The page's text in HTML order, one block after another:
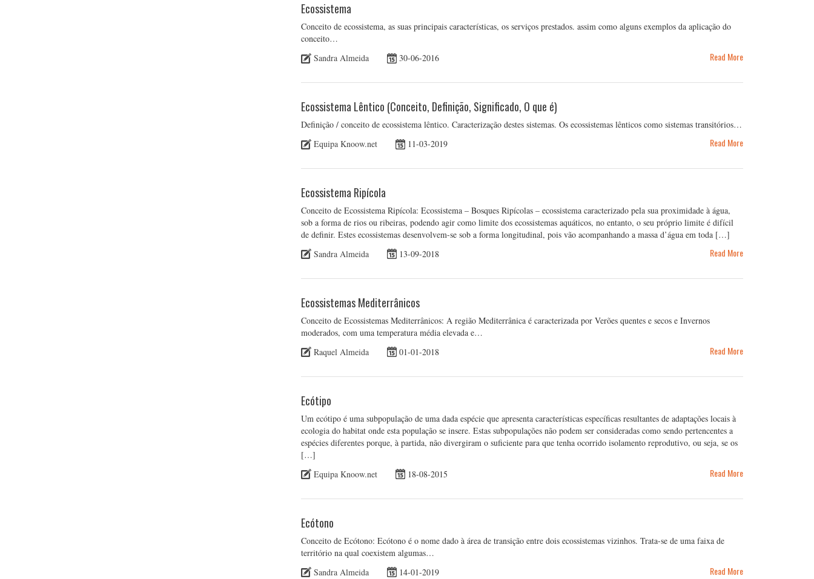
Ecossistema
Conceito de ecossistema, as suas principais características, os serviços prestados. assim como alguns exemplos da aplicação do
conceito…
Sandra Almeida
30-06-2016 Read More
Ecossistema Lêntico (Conceito, Definição, Significado, O que é)
Definição / conceito de ecossistema lêntico. Caracterização destes sistemas. Os ecossistemas lênticos como sistemas transitórios…
Equipa Knoow.net
11-03-2019 Read More
Ecossistema Ripícola
Conceito de Ecossistema Ripícola: Ecossistema – Bosques Ripícolas – ecossistema caracterizado pela sua proximidade à água,
sob a forma de rios ou ribeiras, podendo agir como limite dos ecossistemas aquáticos, no entanto, o seu próprio limite é difícil
de definir. Estes ecossistemas desenvolvem-se sob a forma longitudinal, pois vão acompanhando a massa d’água em toda […]
Sandra Almeida
13-09-2018 Read More
Ecossistemas Mediterrânicos
Conceito de Ecossistemas Mediterrânicos: A região Mediterrânica é caracterizada por Verões quentes e secos e Invernos
moderados, com uma temperatura média elevada e…
Raquel Almeida
01-01-2018 Read More
Ecótipo
Um ecótipo é uma subpopulação de uma dada espécie que apresenta características específicas resultantes de adaptações locais à
ecologia do habitat onde esta população se insere. Estas subpopulações não podem ser consideradas como sendo pertencentes a
espécies diferentes porque, à partida, não divergiram o suficiente para que tenha ocorrido isolamento reprodutivo, ou seja, se os
[…]
Equipa Knoow.net
18-08-2015 Read More
Ecótono
Conceito de Ecótono: Ecótono é o nome dado à área de transição entre dois ecossistemas vizinhos. Trata-se de uma faixa de
território na qual coexistem algumas…
Sandra Almeida
14-01-2019 Read More